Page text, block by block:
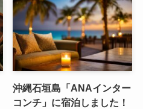
沖縄石垣島「ANAインター
コンチ」に宿泊しました！